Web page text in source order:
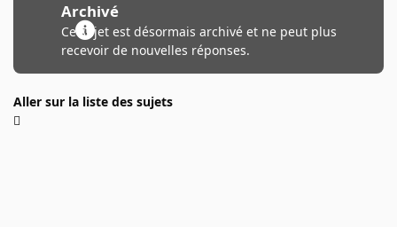
Archivé
Ce sujet est désormais archivé et ne peut plus
recevoir de nouvelles réponses.
Aller sur la liste des sujets